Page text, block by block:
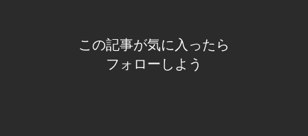
この記事が気に入ったら
フォローしよう